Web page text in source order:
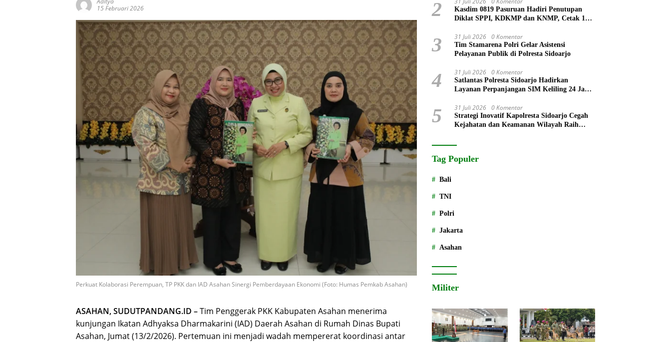
15 Februari 2026
Perkuat Kolaborasi Perempuan, TP PKK dan IAD Asahan Sinergi Pemberdayaan Ekonomi (Foto: Humas Pemkab Asahan)
ASAHAN, SUDUTPANDANG.ID –Tim Penggerak PKK Kabupaten Asahan menerima
kunjungan Ikatan Adhyaksa Dharmakarini (IAD) Daerah Asahan di Rumah Dinas Bupati
Asahan, Jumat (13/2/2026). Pertemuan ini menjadi wadah mempererat koordinasi antar
2
Kasdim 0819 Pasuruan Hadiri Penutupan
Diklat SPPI, KDKMP dan KNMP, Cetak 172
3 31 Juli 2026 0 Komentar
Tim Stamarena Polri Gelar Asistensi
Pelayanan Publik di Polresta Sidoarjo
4 31 Juli 2026 0 Komentar
Satlantas Polresta Sidoarjo Hadirkan
Layanan Perpanjangan SIM Keliling 24 Jam
5 31 Juli 2026 0 Komentar
Strategi Inovatif Kapolresta Sidoarjo Cegah
Kejahatan dan Keamanan Wilayah Raih
Tag Populer
Bali
TNI
Polri
Jakarta
Asahan
Militer